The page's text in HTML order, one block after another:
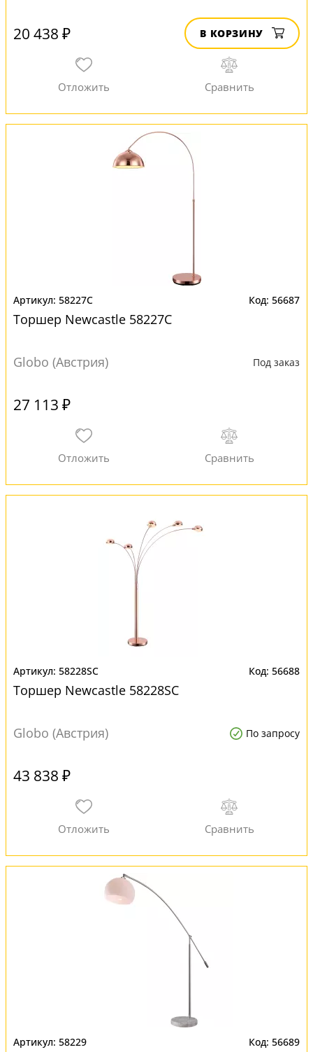
20 438 ₽ В КОРЗИНУ
58227C 56687
Торшер Newcastle 58227C
Globo (Австрия) Под заказ
27 113 ₽
58228SC 56688
Торшер Newcastle 58228SC
Globo (Австрия) По запросу
43 838 ₽
58229 56689